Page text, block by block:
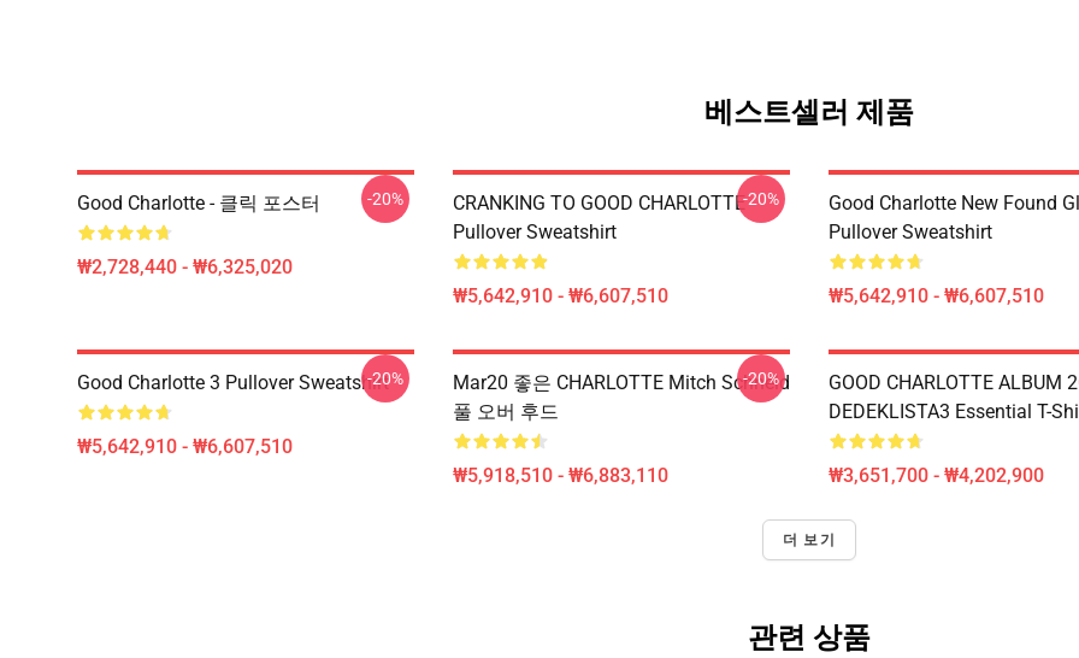
베스트셀러 제품
Good Charlotte - 클릭 포스터
₩2,728,440 - ₩6,325,020
-20%
CRANKING TO GOOD CHARLOTTE
Pullover Sweatshirt
₩5,642,910 - ₩6,607,510
-20%
Good Charlotte New Found
Pullover Sweatshirt
₩5,642,910 - ₩6,607,510
Good Charlotte 3 Pullover Sweatshirt
₩5,642,910 - ₩6,607,510
-20%
Mar20 좋은 CHARLOTTE Mitch Schneid
풀 오버 후드
₩5,918,510 - ₩6,883,110
-20%
GOOD CHARLOTTE ALBUM
DEDEKLISTA3 Essential T-
₩3,651,700 - ₩4,202,900
더 보기
관련 상품